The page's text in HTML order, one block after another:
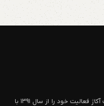
مجموعه تولیدی بازرگانی طرح و ساخت آکاژ فعالیت خود را از سال ۱۳۹۱ با